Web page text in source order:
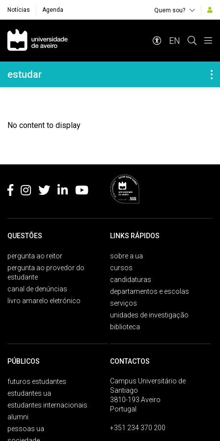
Notícias Agenda Quem sou?
Navegação Principal
EN
Navegação Lateral
estudar
No content to display
QUESTÕES
pergunta ao reitor
pergunta ao provedor do
estudante
canal de denúncias
livro amarelo eletrónico
LINKS RÁPIDOS
sobre a ua
cursos
candidaturas
departamentos e escolas
serviços
unidades de investigação
biblioteca
PÚBLICOS
futuros estudantes
estudantes ua
estudantes internacionais
alumni
pessoas ua
CONTACTOS
Campus Universitário de
Santiago
3810-193 Aveiro
Portugal
+351 234 370 200